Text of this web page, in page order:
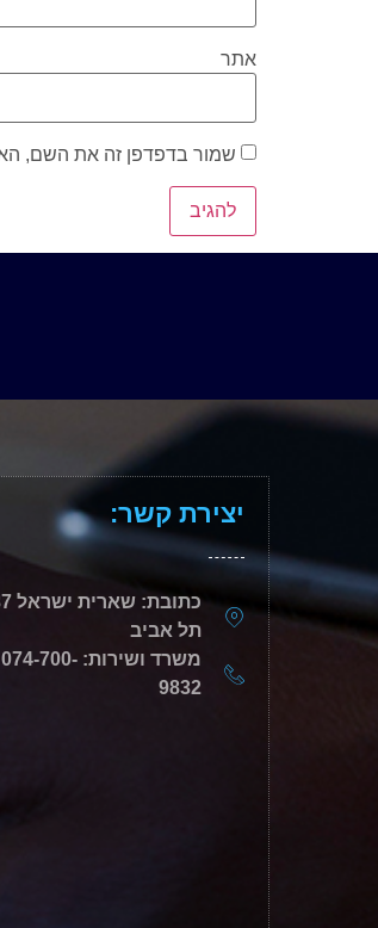
אתר
שמור בדפדפן זה את השם,
יצירת קשר:
תל אביב
משרד ושירות: 074-700-
9832